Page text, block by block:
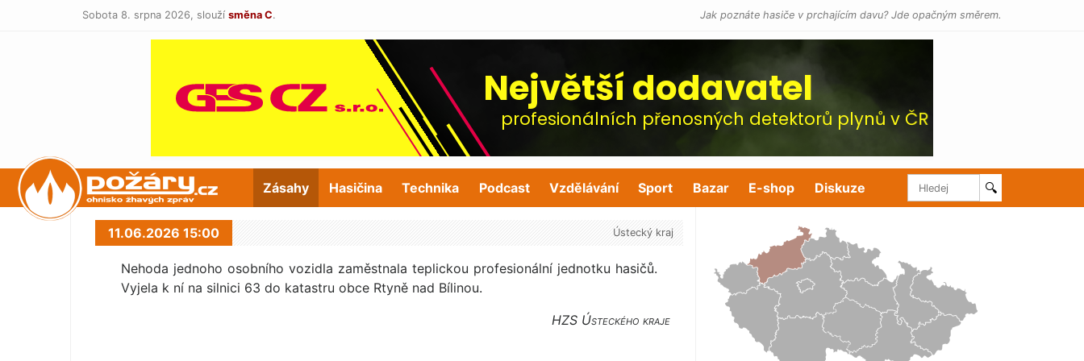
Sobota 8. srpna 2026, slouží směna C. Jak poznáte hasiče v prchajícím davu? Jde opačným směrem.
POŽÁRY.cz Zásahy Hasičina Technika Podcast Vzdělávání Sport Bazar E-shop Diskuze 🔍
11.06.2026 15:00 Ústecký kraj
Nehoda jednoho osobního vozidla zaměstnala teplickou profesionální jednotku hasičů.
Vyjela k ní na silnici 63 do katastru obce Rtyně nad Bílinou.
HZS Ústeckého kraje